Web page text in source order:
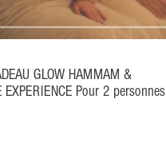
GLOW HAMMAM &
EXPERIENCE Pour 2 personnes